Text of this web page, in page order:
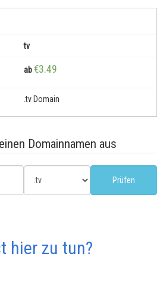
tv
ab€3.49
.tv Domain
Domainnamen aus
hier zu tun?